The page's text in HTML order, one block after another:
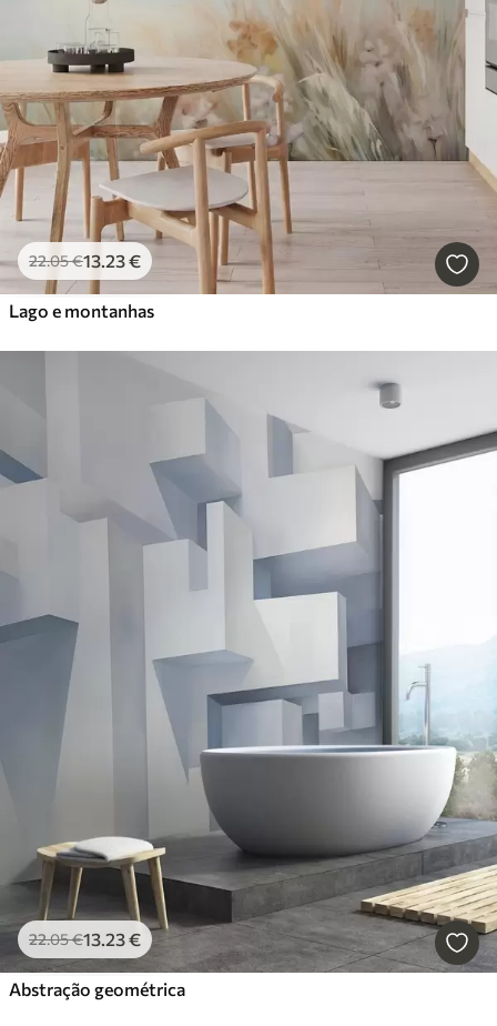
22.05€13.23€
Lago e montanhas
22.05€13.23€
Abstração geométrica